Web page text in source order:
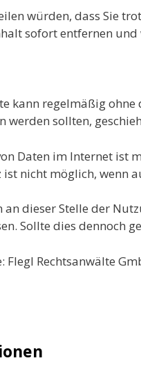
würden, dass Sie
sofort entfernen
kann regelmäßig ohne
werden sollten,
Daten im Internet ist
ist nicht möglich, wenn
an dieser Stelle der
Sollte dies dennoch
Flegl Rechtsanwälte